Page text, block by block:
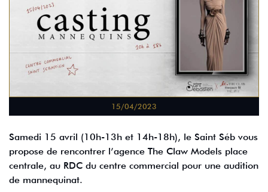
15/04/2023
Samedi 15 avril (10h-13h et 14h-18h), le Saint Séb vous
propose de rencontrer l’agence The Claw Models place
centrale, au RDC du centre commercial pour une audition
de mannequinat.